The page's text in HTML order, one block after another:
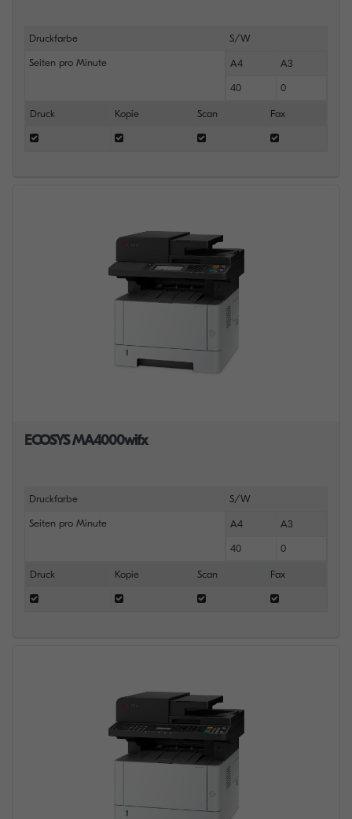
Druckfarbe S/W
Seiten pro Minute A4 A3
40 0
Druck Kopie Scan Fax
ECOSYS MA4000wifx
Druckfarbe S/W
Seiten pro Minute A4 A3
40 0
Druck Kopie Scan Fax